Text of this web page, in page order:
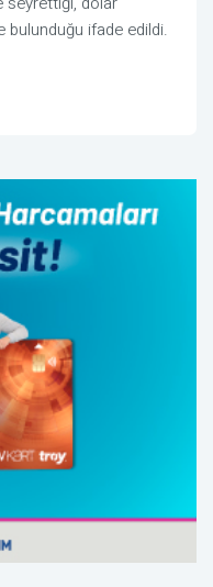
bulunduğu ifade edildi.